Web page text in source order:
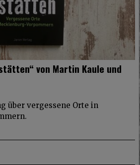
von Martin Kaule und
über vergessene Orte in